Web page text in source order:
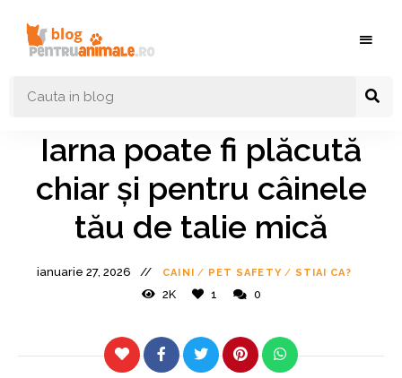
Blog
Nutritie
Ingrijire
Caini si
Pisici
pentruanimale.ro
Iarna poate fi plăcută
chiar și pentru câinele
tău de talie mică
ianuarie 27, 2026 CAINI / PET SAFETY/ STIAI CA?
2K 1 0